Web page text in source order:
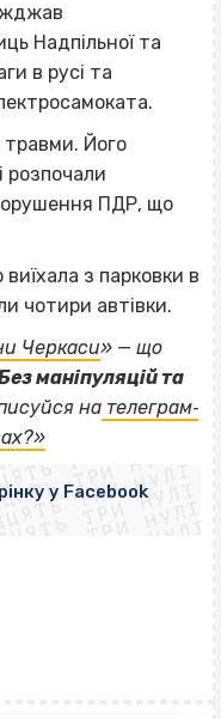
Надпільної та
в русі та
травми. Його
розпочали
ПДР, що
з парковки в
чотири автівки.
Черкаси» — що
маніпуляцій та
на телеграм‐
ТРИ НУЛІ
ТРИ НУЛІ
ТРИ НУЛІ
ТРИ НУЛІ
ТРИ НУЛІ
ТРИ НУЛІ
ТРИ НУЛІ
ТРИ НУЛІ
у Facebook